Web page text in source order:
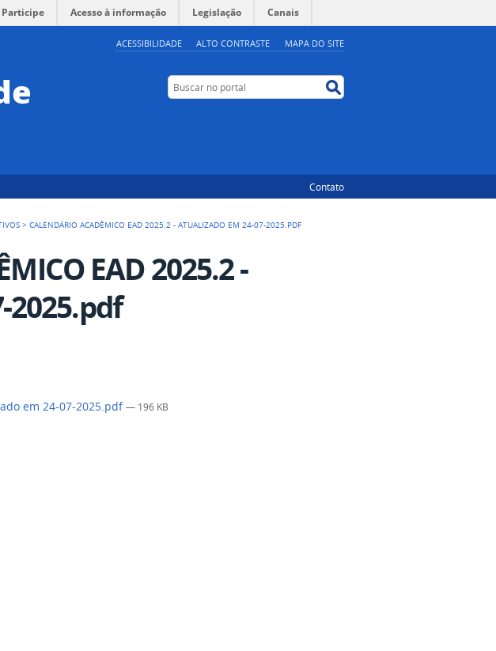
ACESSIBILIDADE ALTO CONTRASTE MAPA DO SITE
Participe Acesso à informação Legislação Canais
Buscar no portal
Contato
>CALENDÁRIO ACADÊMICO EAD 2025.2 - ATUALIZADO EM 24-07-2025.PDF
EAD 2025.2 -
2025.pdf
em 24-07-2025.pdf— 196 KB